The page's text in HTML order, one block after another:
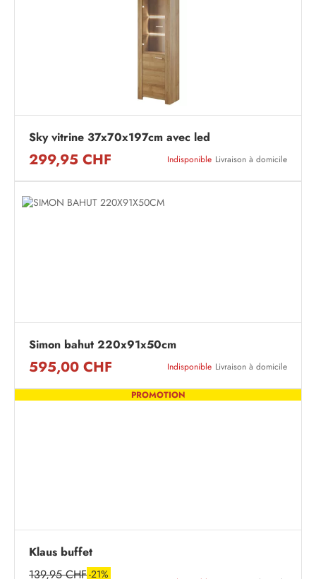
Sky vitrine 37x70x197cm avec led
299,95 CHF Indisponible Livraison à domicile
Simon bahut 220x91x50cm
595,00 CHF Indisponible Livraison à domicile
PROMOTION
Klaus buffet
139,95 CHF-21%